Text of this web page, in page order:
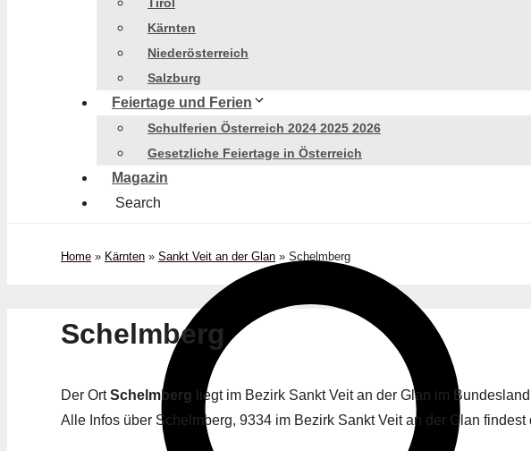
Kärnten
Niederösterreich
Salzburg
Feiertage und Ferien
Schulferien Österreich 2024 2025 2026
Gesetzliche Feiertage in Österreich
Magazin
Search
Home » Kärnten » Sankt Veit an der Glan » Schelmberg
Schelmberg
Der OrtSchelmberg liegt im Bezirk Sankt Veit an der Glan im Bundesland
Alle Infos über Schelmberg, 9334 im Bezirk Sankt Veit an der Glan findest